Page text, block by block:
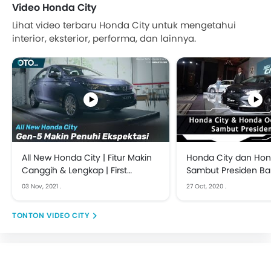
Video Honda City
Lihat video terbaru Honda City untuk mengetahui
interior, eksterior, performa, dan lainnya.
All New Honda City | Fitur Makin
Canggih & Lengkap | First
Impression
03 Nov, 2021 .
Honda City dan
Sambut Presiden
27 Oct, 2020 .
VIDEO CITY